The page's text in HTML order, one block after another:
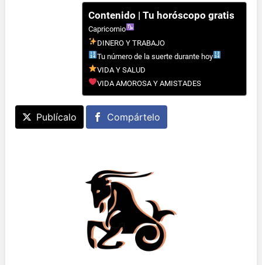
Contenido | Tu horóscopo gratis
Capricornio
DINERO Y TRABAJO
Tu número de la suerte durante hoy
VIDA Y SALUD
VIDA AMOROSA Y AMISTADES
Publícalo Compártelo